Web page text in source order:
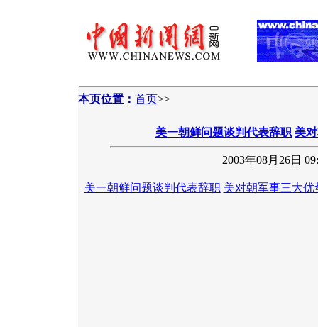
本页位置： 首页>>
美一朝鲜问题谈判代表辞职 美
2003年08月26日
美一朝鲜问题谈判代表辞职 美对朝军事三大优